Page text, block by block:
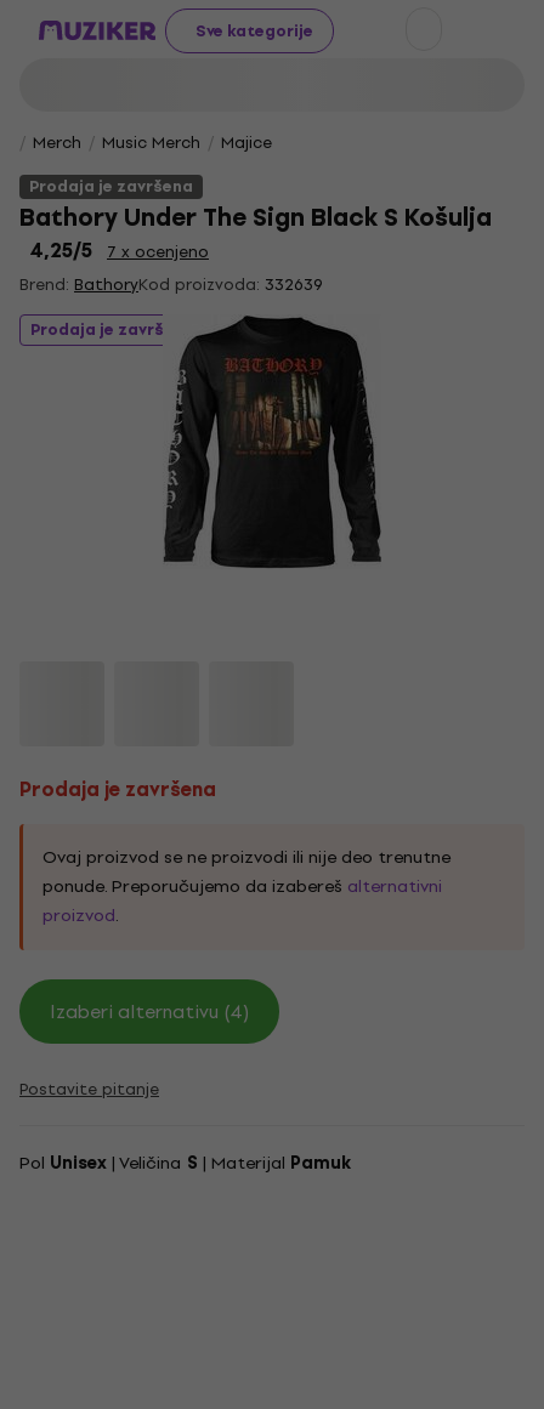
Sve kategorije
Merch Music Merch
Majice
Prodaja je završena
Bathory Under The Sign Black S Košulja
4,25/5
7 x ocenjeno
Brend: BathoryKod proizvoda: 332639
Prodaja je završena
Prodaja je završena
Ovaj proizvod se ne proizvodi ili nije deo trenutne
ponude. Preporučujemo da izabereš alternativni
proizvod.
Izaberi alternativu (4)
Postavite pitanje
Pol Unisex | Veličina S | Materijal Pamuk